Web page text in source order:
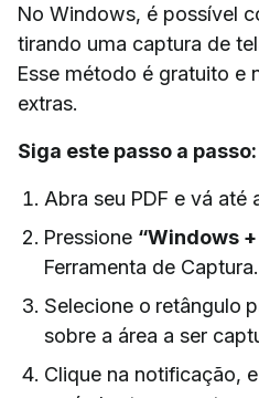
No Windows, é possível
tirando uma captura de
Esse método é gratuito e
extras.
Siga este passo a passo:
Abra seu PDF e vá até
Pressione “Windows
Ferramenta de Captura.
Selecione o retângulo
sobre a área a ser
Clique na notificação,